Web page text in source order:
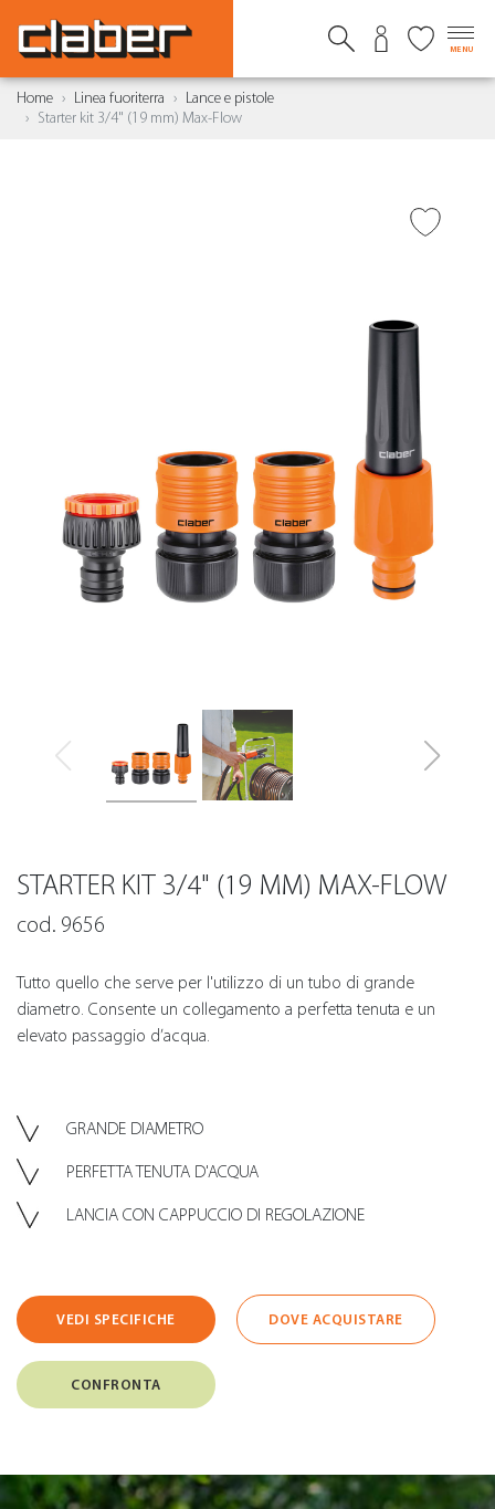
MENU
Home Linea fuoriterra
Lance e pistole
Starter kit 3/4" (19 mm) Max-Flow
STARTER KIT 3/4" (19 MM) MAX-FLOW
cod. 9656
Tutto quello che serve per l'utilizzo di un tubo di grande
diametro. Consente un collegamento a perfetta tenuta e un
elevato passaggio d’acqua.
GRANDE DIAMETRO
PERFETTA TENUTA D'ACQUA
LANCIA CON CAPPUCCIO DI REGOLAZIONE
VEDI SPECIFICHE DOVE ACQUISTARE
CONFRONTA